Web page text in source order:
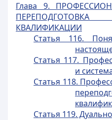
Глава 9.
КВАЛИФИКАЦИИ
Статья 116.
Статья 117.
и
Статья 118.
Статья 119.